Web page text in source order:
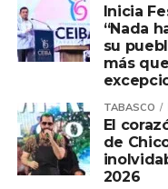
resulten positivas
especializados para
oncológica, logrando
Para ello, por
Javier May Rodríguez,
Calderón Alipi, el
desde el territorio, a
Inicia
“Nada
su
más
TABASCO
El
de
2026